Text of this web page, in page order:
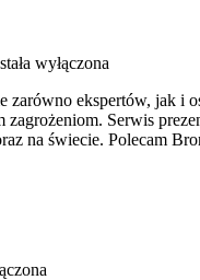
wyłączona
ekspertów, jak
Serwis
na świecie. Polecam